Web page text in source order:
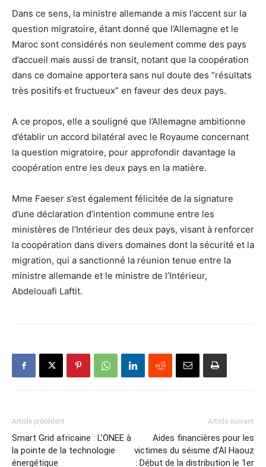
Dans ce sens, la ministre allemande a mis l’accent sur la
question migratoire, étant donné que l’Allemagne et le
Maroc sont considérés non seulement comme des pays
d’accueil mais aussi de transit, notant que la coopération
dans ce domaine apportera sans nul doute des “résultats
très positifs et fructueux” en faveur des deux pays.
A ce propos, elle a souligné que l’Allemagne ambitionne
d’établir un accord bilatéral avec le Royaume concernant
la question migratoire, pour approfondir davantage la
coopération entre les deux pays en la matière.
Mme Faeser s’est également félicitée de la signature
d’une déclaration d’intention commune entre les
ministères de l’Intérieur des deux pays, visant à renforcer
la coopération dans divers domaines dont la sécurité et la
migration, qui a sanctionné la réunion tenue entre la
ministre allemande et le ministre de l’Intérieur,
Abdelouafi Laftit.
Article précédent
Smart Grid africaine : L’ONEE à
la pointe de la technologie
énergétique
Article suivant
Aides financières pour les
victimes du séisme d’Al Haouz
: Début de la distribution le 1er